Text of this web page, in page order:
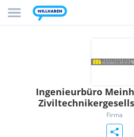
Ingenieurbüro
Firma